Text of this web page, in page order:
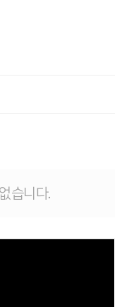
습니다.